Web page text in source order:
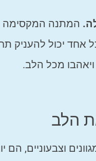
המתנה המקסימה
אחד יכול להעניק
מכל הלב.
הלב
וצבעוניים, הם